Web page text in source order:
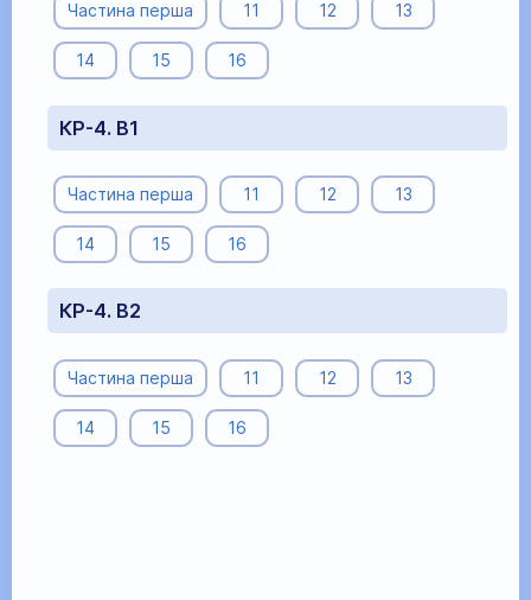
Частина перша 11 12 13
14 15 16
КР-4. В1
Частина перша 11 12 13
14 15 16
КР-4. В2
Частина перша 11 12 13
14 15 16